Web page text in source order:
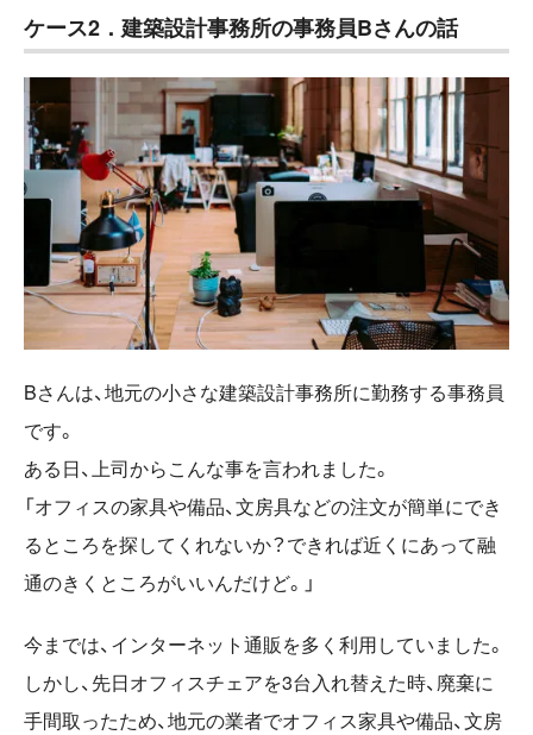
ケース2．建築設計事務所の事務員Bさんの話
Bさんは、地元の小さな建築設計事務所に勤務する事務員
です。
ある日、上司からこんな事を言われました。
「オフィスの家具や備品、文房具などの注文が簡単にでき
るところを探してくれないか？できれば近くにあって融
通のきくところがいいんだけど。」
今までは、インターネット通販を多く利用していました。
しかし、先日オフィスチェアを3台入れ替えた時、廃棄に
手間取ったため、地元の業者でオフィス家具や備品、文房